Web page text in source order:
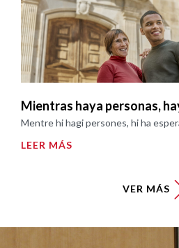
Mientras haya personas,
Mentre hi hagi persones, hi ha
LEER MÁS
VER MÁS